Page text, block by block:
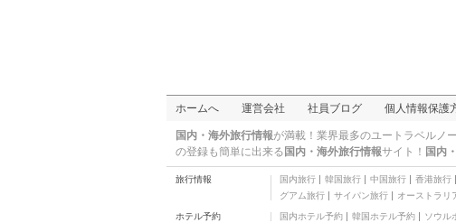
Youland Hotel Yabase
その他
イーホテル秋田
三つ星
Ichie Nikaho
三つ星
中通温泉 こまちの
湯 ドーミーイン秋田
三つ星
ホームへ 運営会社 社員ブログ 個人情報保護
国内・海外旅行情報が満載！業界最多のユートラベルノー
の登録も簡単に出来る 国内・海外旅行情報サイト！ 国内
旅行情報 国内旅行 韓国旅行 中国旅行 香港旅行
グアム旅行
サイパン旅行 オーストラリ
ホテル予約 国内ホテル予約 韓国ホテル予約 ソウル